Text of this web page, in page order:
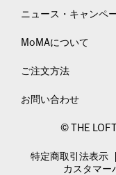
ニュース・キャンペ
MoMAについて
ご注文方法
お問い合わせ
© THE
特定商取引法表示
カスタマー